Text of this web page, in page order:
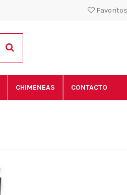
CHIMENEAS CONTACTO